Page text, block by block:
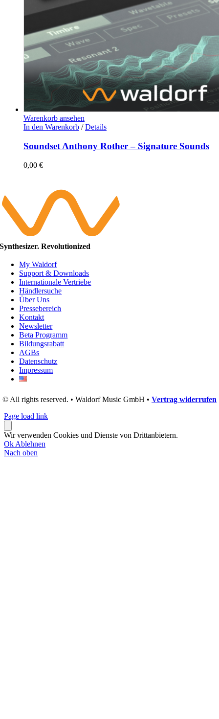
Warenkorb ansehen
In den Warenkorb / Details
Soundset Anthony Rother – Signature Sounds
0,00 €
Synthesizer. Revolutionized
My Waldorf
Support & Downloads
Internationale Vertriebe
Händlersuche
Über Uns
Pressebereich
Kontakt
Newsletter
Beta Programm
Bildungsrabatt
AGBs
Datenschutz
Impressum
© All rights reserved. • Waldorf Music GmbH • Vertrag widerrufen
Page load link
Wir verwenden Cookies und Dienste von Drittanbietern.
Ok Ablehnen
Nach oben